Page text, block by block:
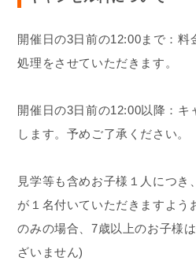
開催日の3日前の12:00まで：料
処理をさせていただきます。
開催日の3日前の12:00以降：キ
します。予めご了承ください。
見学等も含めお子様１人につき
が１名付いていただきますよう
のみの場合、7歳以上のお子様
ざいません)